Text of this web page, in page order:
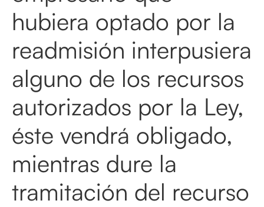
hubiera optado por la
readmisión interpusiera
alguno de los recursos
autorizados por la Ley,
éste vendrá obligado,
mientras dure la
tramitación del recurso